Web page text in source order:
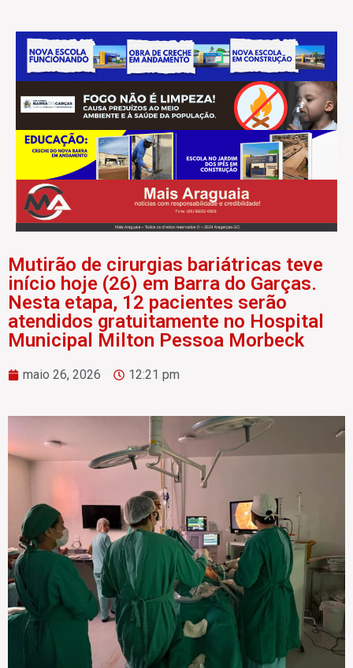
Mutirão de cirurgias bariátricas teve
início hoje (26) em Barra do Garças.
Nesta etapa, 12 pacientes serão
atendidos gratuitamente no Hospital
Municipal Milton Pessoa Morbeck
maio 26, 2026 12:21 pm